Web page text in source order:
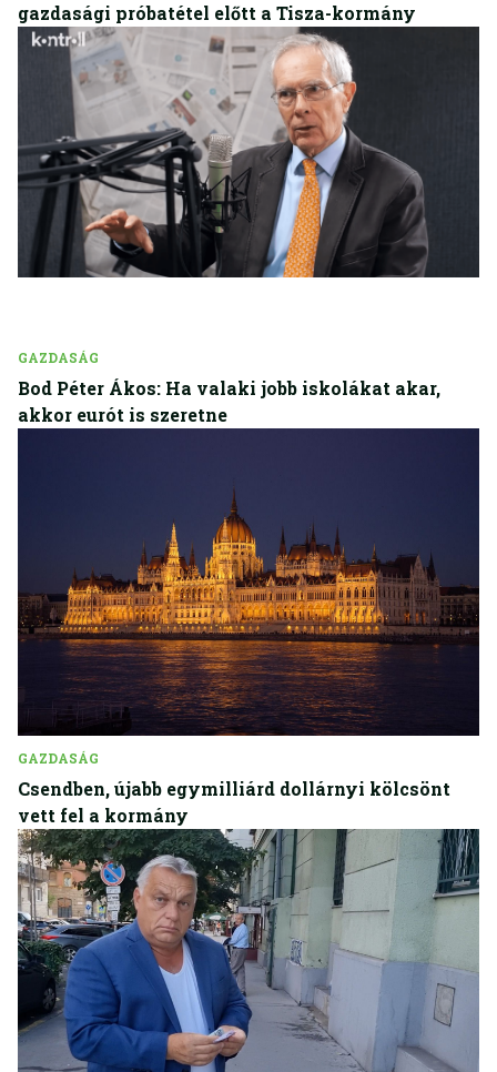
gazdasági próbatétel előtt a Tisza-kormány
GAZDASÁG
Bod Péter Ákos: Ha valaki jobb iskolákat akar,
akkor eurót is szeretne
GAZDASÁG
Csendben, újabb egymilliárd dollárnyi kölcsönt
vett fel a kormány